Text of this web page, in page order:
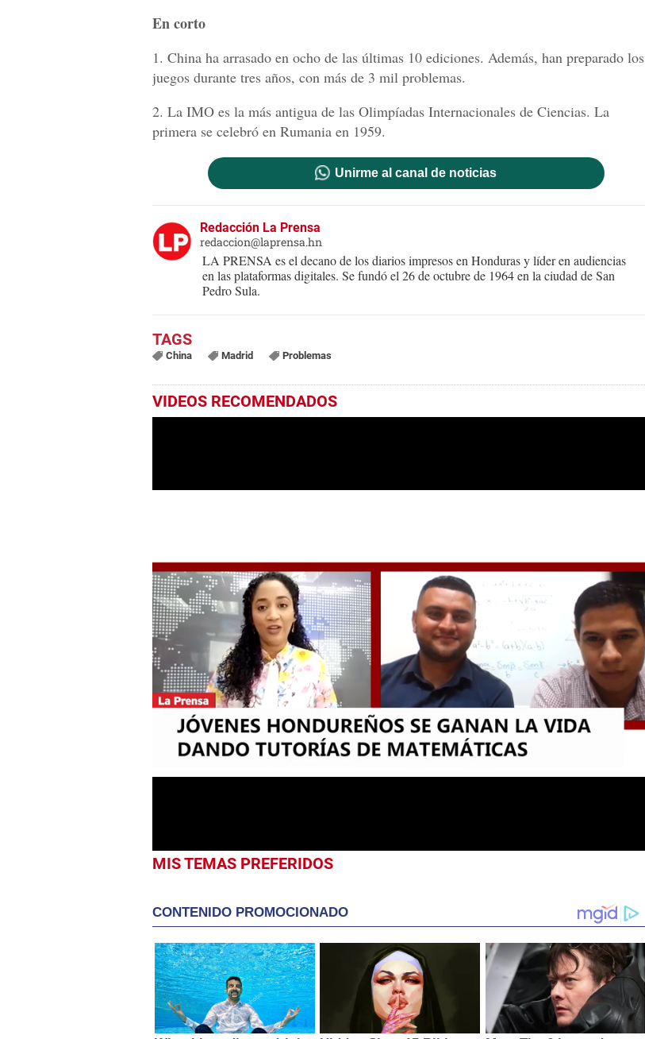
En corto
1. China ha arrasado en ocho de las últimas 10 ediciones. Además, han preparado los
juegos durante tres años, con más de 3 mil problemas.
2. La IMO es la más antigua de las Olimpíadas Internacionales de Ciencias. La
primera se celebró en Rumania en 1959.
Unirme al canal de noticias
Redacción La Prensa
redaccion@laprensa.hn
LA PRENSA es el decano de los diarios impresos en Honduras y líder en audiencias
en las plataformas digitales. Se fundó el 26 de octubre de 1964 en la ciudad de San
Pedro Sula.
China Madrid Problemas
VIDEOS RECOMENDADOS
0
seconds
minutes,
MIS TEMAS PREFERIDOS
CONTENIDO PROMOCIONADO